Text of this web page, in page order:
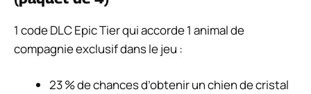
1 code DLC Epic Tier qui accorde 1 animal de
compagnie exclusif dans le jeu :
23 % de chances d’obtenir un chien de cristal